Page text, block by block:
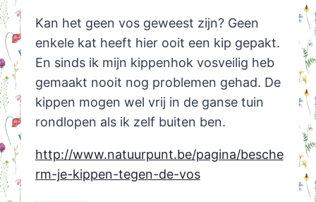
Kan het geen vos geweest zijn? Geen
enkele kat heeft hier ooit een kip gepakt.
En sinds ik mijn kippenhok vosveilig heb
gemaakt nooit nog problemen gehad. De
kippen mogen wel vrij in de ganse tuin
rondlopen als ik zelf buiten ben.
http://www.natuurpunt.be/pagina/besche
rm-je-kippen-tegen-de-vos